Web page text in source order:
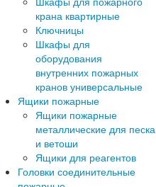
крана квартирные
Ключницы
Шкафы для
оборудования
внутренних пожарных
кранов универсальные
Ящики пожарные
Ящики пожарные
металлические для песка
и ветоши
Ящики для реагентов
Головки соединительные